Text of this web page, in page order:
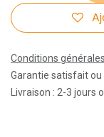
Conditions générales
Garantie satisfait
Livraison : 2-3 jours